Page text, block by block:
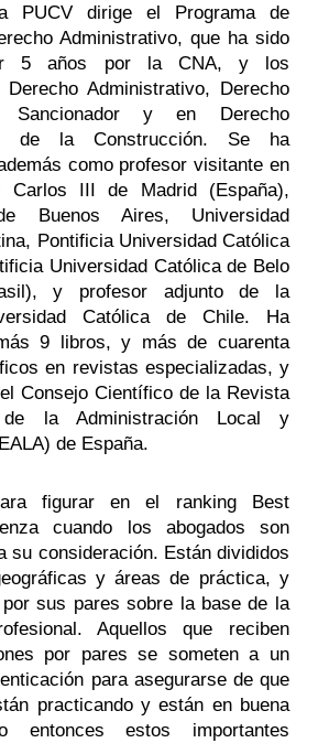
PUCV dirige el Programa de
Administrativo, que ha sido
5 años por la CNA, y los
Derecho Administrativo, Derecho
Sancionador y en Derecho
de la Construcción. Se ha
como profesor visitante en
Carlos III de Madrid (España),
Buenos Aires, Universidad
Pontificia Universidad Católica
Universidad Católica de Belo
y profesor adjunto de la
Católica de Chile. Ha
9 libros, y más de cuarenta
en revistas especializadas, y
Consejo Científico de la Revista
la Administración Local y
de España.
figurar en el ranking Best
cuando los abogados son
su consideración. Están divididos
y áreas de práctica, y
sus pares sobre la base de la
Aquellos que reciben
por pares se someten a un
para asegurarse de que
practicando y están en buena
entonces estos importantes